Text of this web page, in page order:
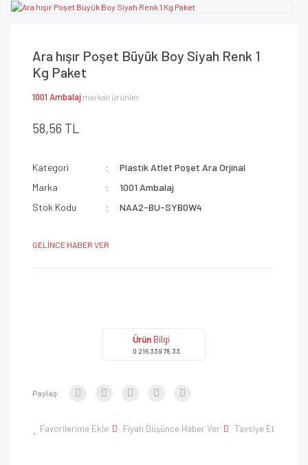
Ara hışır Poşet Büyük Boy Siyah Renk 1
Kg Paket
1001 Ambalaj markalı ürünler
58,56 TL
Kategori
Plastik Atlet Poşet Ara Orjinal
Marka
1001 Ambalaj
Stok Kodu
NAA2-BU-SYB0W4
GELİNCE HABER VER
Ürün Bilgi
0 216 339 78 33
Paylaş:
Favorilerime Ekle Fiyatı Düşünce Haber Ver Tavsiye Et